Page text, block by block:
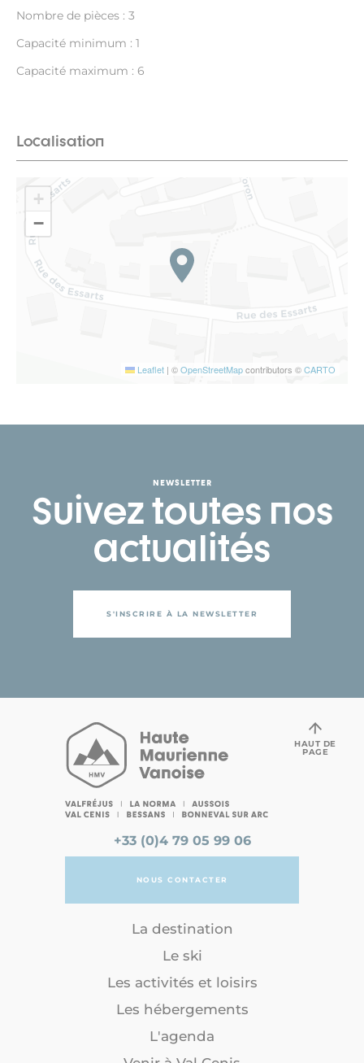
Nombre de pièces : 3
Capacité minimum : 1
Capacité maximum : 6
Localisation
+
−
Leaflet | ©OpenStreetMapcontributors ©CARTO
NEWSLETTER
Suivez toutes nos
actualités
S'INSCRIRE À LA NEWSLETTER
+33 (0)4 79 05 99 06
NOUS CONTACTER
La destination
Le ski
Les activités et loisirs
Les hébergements
L'agenda
HAUT DE
PAGE